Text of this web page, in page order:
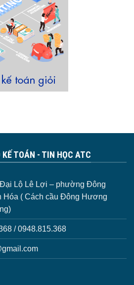
TOÁN - TIN HỌC ATC
Lộ Lê Lợi – phường Đông
Hóa ( Cách cầu Đông Hương
/ 0948.815.368